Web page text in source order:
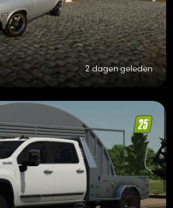
2 dagen geleden